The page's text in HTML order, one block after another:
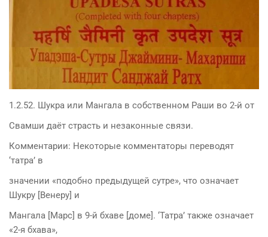
1.2.52. Шукра или Мангала в собственном Раши во 2-й от
Свамши даёт страсть и незаконные связи.
Комментарии: Некоторые комментаторы переводят
‘татра’ в
значении «подобно предыдущей сутре», что означает
Шукру [Венеру] и
Мангала [Марс] в 9-й бхаве [доме]. ‘Татра’ также означает
«2-я бхава»,